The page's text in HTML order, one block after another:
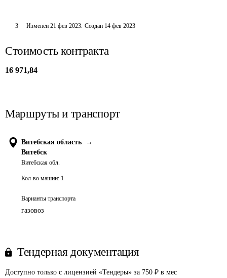
3 Изменён 21 фев 2023. Создан 14 фев 2023
Стоимость контракта
16 971,84
Маршруты и транспорт
Витебская область
→
Витебск
Витебская обл.
Кол-во машин: 1
Варианты транспорта
газовоз
Тендерная документация
Доступно только с лицензией «Тендеры» за 750 ₽ в мес